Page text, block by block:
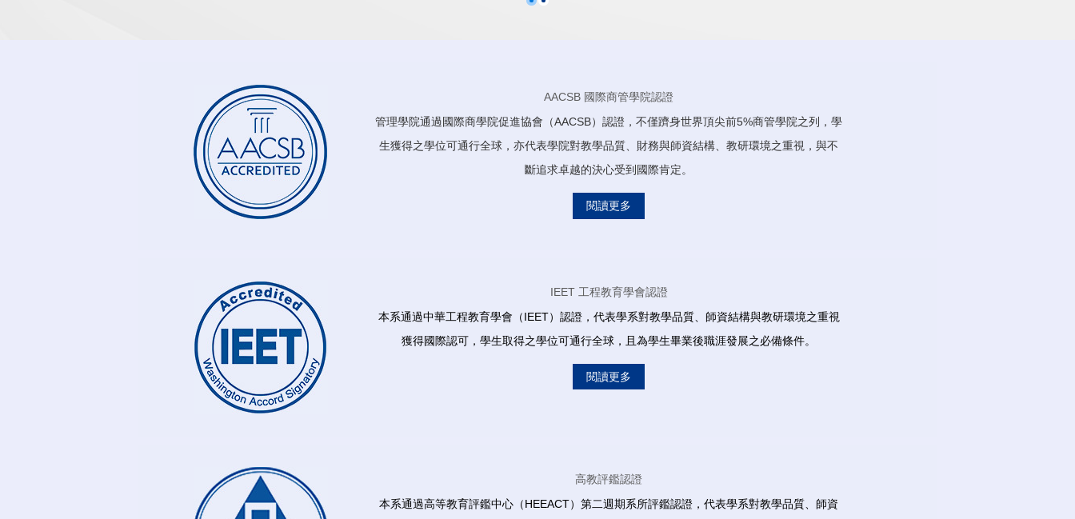
AACSB 國際商管學院認證
管理學院通過國際商學院促進協會（AACSB）認證，不僅躋身世界頂尖前5%商管學院之列，學
生獲得之學位可通行全球，亦代表學院對教學品質、財務與師資結構、教研環境之重視，與不
斷追求卓越的決心受到國際肯定。
閱讀更多
IEET 工程教育學會認證
本系通過中華工程教育學會（IEET）認證，代表學系對教學品質、師資結構與教研環境之重視
獲得國際認可，學生取得之學位可通行全球，且為學生畢業後職涯發展之必備條件。
閱讀更多
高教評鑑認證
本系通過高等教育評鑑中心（HEEACT）第二週期系所評鑑認證，代表學系對教學品質、師資